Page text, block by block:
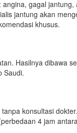
gagal
jantung akan
khusus.
Hasilnya dibawa
Saudi.
konsultasi
4 jam